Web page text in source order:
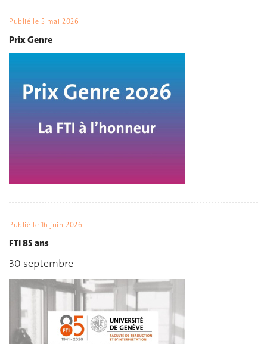
Publié le 5 mai 2026
Prix Genre
Publié le 16 juin 2026
FTI 85 ans
30 septembre